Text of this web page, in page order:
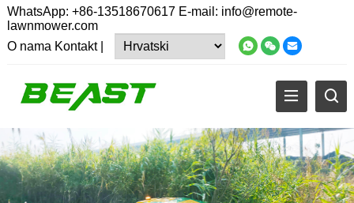
WhatsApp: +86-13518670617E-mail: info@remote-
lawnmower.com
O nama Kontakt|